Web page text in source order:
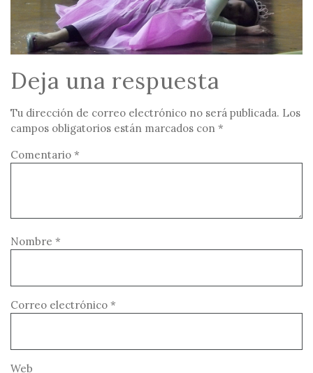
Deja una respuesta
Tu dirección de correo electrónico no será publicada. Los
campos obligatorios están marcados con *
Comentario *
Nombre *
Correo electrónico *
Web